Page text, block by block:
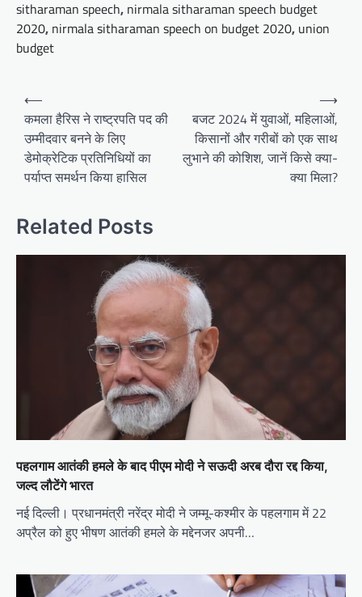
sitharaman speech, nirmala sitharaman speech budget
2020, nirmala sitharaman speech on budget 2020, union
budget
Post
navigation
⟵
कमला हैरिस ने राष्ट्रपति पद की
उम्मीदवार बनने के लिए
डेमोक्रेटिक प्रतिनिधियों का
पर्याप्त समर्थन किया हासिल
बजट 2024 में युवाओं, महिलाओं,
किसानों और गरीबों को एक साथ
लुभाने की कोशिश, जानें किसे क्या-
क्या मिला?
⟶
Related Posts
पहलगाम आतंकी हमले के बाद पीएम मोदी ने सऊदी अरब दौरा रद्द किया,
जल्द लौटेंगे भारत
नई दिल्ली। प्रधानमंत्री नरेंद्र मोदी ने जम्मू-कश्मीर के पहलगाम में 22
अप्रैल को हुए भीषण आतंकी हमले के मद्देनजर अपनी…